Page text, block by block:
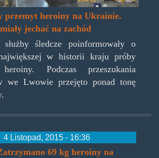
przemyt heroiny na Ukrainie.
jechać na zachód
służby śledcze poinformowały o
w historii kraju próby
Podczas przeszukania
we Lwowie przejęto ponad tonę
4 Listopad, 2015 - 16:36
69 kg heroiny na